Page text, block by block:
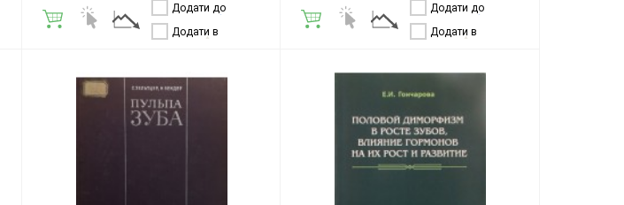
Додати до
порівняння
Додати в
Додати до
порівняння
Додати в